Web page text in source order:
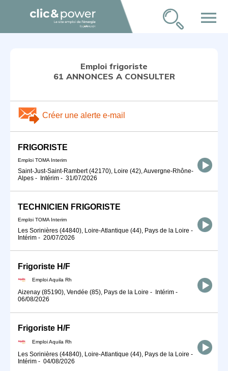
menu
Emploi frigoriste
61 ANNONCES A CONSULTER
Créer une alerte e-mail
FRIGORISTE
Emploi TOMA Interim
Saint-Just-Saint-Rambert (42170), Loire (42), Auvergne-Rhône-
Alpes - Intérim - 31/07/2026
TECHNICIEN FRIGORISTE
Emploi TOMA Interim
Les Sorinières (44840), Loire-Atlantique (44), Pays de la Loire -
Intérim - 20/07/2026
Frigoriste H/F
Emploi Aquila Rh
Aizenay (85190), Vendée (85), Pays de la Loire - Intérim -
06/08/2026
Frigoriste H/F
Emploi Aquila Rh
Les Sorinières (44840), Loire-Atlantique (44), Pays de la Loire -
Intérim - 04/08/2026